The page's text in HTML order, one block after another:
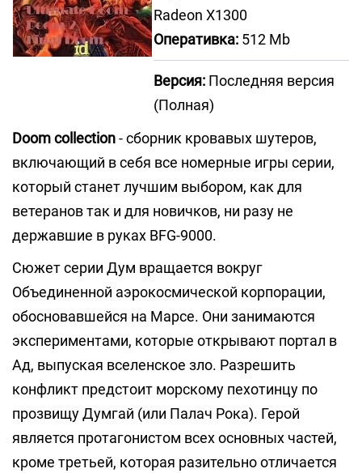
Radeon X1300
Оперативка: 512 Mb
Версия: Последняя версия
(Полная)
Doom collection- сборник кровавых шутеров,
включающий в себя все номерные игры серии,
который станет лучшим выбором, как для
ветеранов так и для новичков, ни разу не
державшие в руках BFG-9000.
Сюжет серии Дум вращается вокруг
Объединенной аэрокосмической корпорации,
обосновавшейся на Марсе. Они занимаются
экспериментами, которые открывают портал в
Ад, выпуская вселенское зло. Разрешить
конфликт предстоит морскому пехотинцу по
прозвищу Думгай (или Палач Рока). Герой
является протагонистом всех основных частей,
кроме третьей, которая разительно отличается